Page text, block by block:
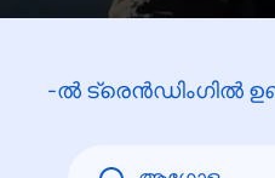
-ൽ ട്രെൻഡിംഗിൽ